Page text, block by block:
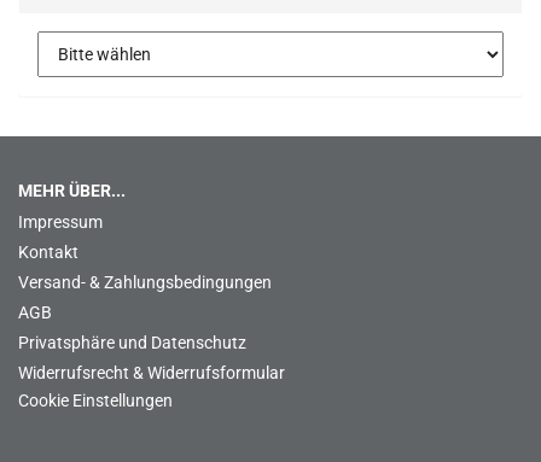
MEHR ÜBER...
Impressum
Kontakt
Versand- & Zahlungsbedingungen
AGB
Privatsphäre und Datenschutz
Widerrufsrecht & Widerrufsformular
Cookie Einstellungen